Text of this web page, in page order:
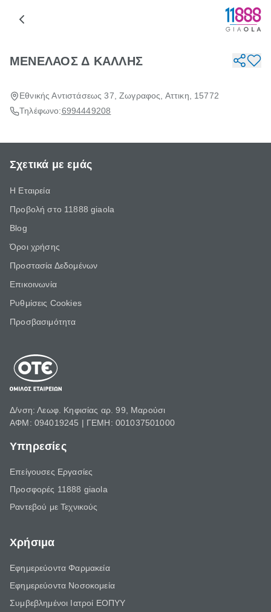
ΜΕΝΕΛΑΟΣ Δ ΚΑΛΛΗΣ
Εθνικής Αντιστάσεως 37, Ζωγραφος, Αττικη, 15772
Τηλέφωνο:6994449208
Σχετικά με εμάς
Η Εταιρεία
Προβολή στο 11888 giaola
Blog
Όροι χρήσης
Προστασία Δεδομένων
Επικοινωνία
Ρυθμίσεις Cookies
Προσβασιμότητα
Δ/νση: Λεωφ. Κηφισίας αρ. 99, Μαρούσι
ΑΦΜ: 094019245 | ΓΕΜΗ: 001037501000
Υπηρεσίες
Επείγουσες Εργασίες
Προσφορές 11888 giaola
Ραντεβού με Τεχνικούς
Χρήσιμα
Εφημερεύοντα Φαρμακεία
Εφημερεύοντα Νοσοκομεία
Συμβεβλημένοι Ιατροί ΕΟΠΥΥ